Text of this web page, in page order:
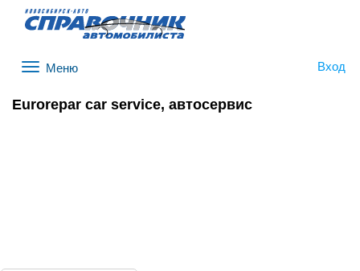
Вход
Eurorepar car service, автосервис